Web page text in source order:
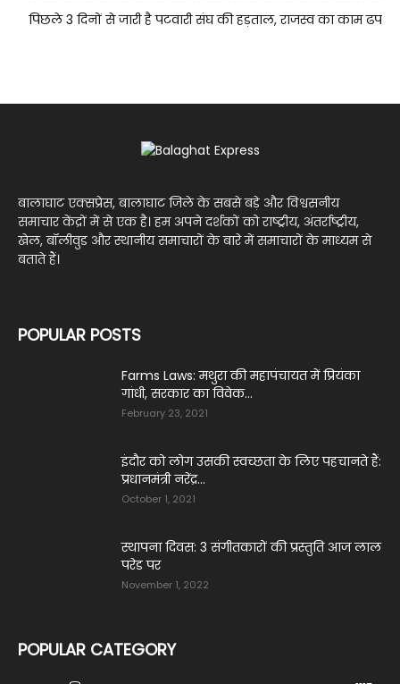
पिछले 3 दिनों से जारी है पटवारी संघ की हड़ताल, राजस्व का काम ढप
बालाघाट एक्सप्रेस, बालाघाट जिले के सबसे बड़े और विश्वसनीय
समाचार केंद्रों में से एक है। हम अपने दर्शकों को राष्ट्रीय, अंतर्राष्ट्रीय,
खेल, बॉलीवुड और स्थानीय समाचारों के बारे में समाचारों के माध्यम से
बताते हैं।
POPULAR POSTS
Farms Laws: मथुरा की महापंचायत में प्रियंका
गांधी, सरकार का विवेक...
February 23, 2021
इंदौर को लोग उसकी स्वच्छता के लिए पहचानते हैं:
प्रधानमंत्री नरेंद्र...
October 1, 2021
स्थापना दिवस: 3 संगीतकारों की प्रस्तुति आज लाल
परेड पर
November 1, 2022
POPULAR CATEGORY